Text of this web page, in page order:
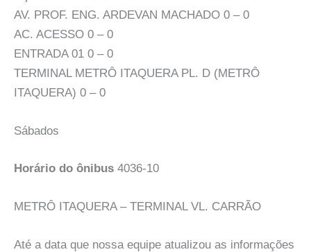
AV. PROF. ENG. ARDEVAN MACHADO 0 – 0
AC. ACESSO 0 – 0
ENTRADA 01 0 – 0
TERMINAL METRÔ ITAQUERA PL. D (METRÔ
ITAQUERA) 0 – 0
Sábados
Horário do ônibus 4036-10
METRÔ ITAQUERA – TERMINAL VL. CARRÃO
Até a data que nossa equipe atualizou as informações